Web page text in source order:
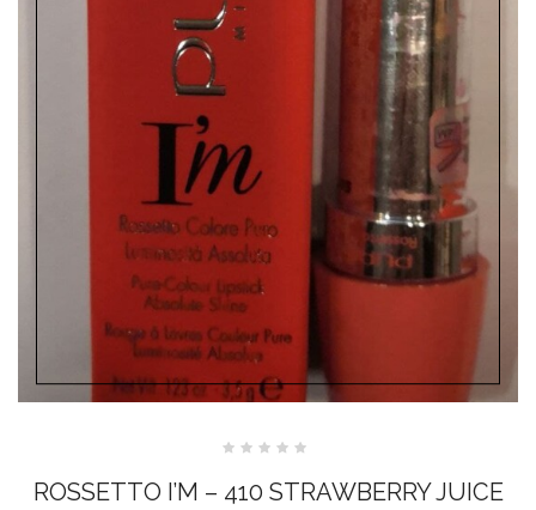
su
5
ROSSETTO I’M – 410 STRAWBERRY JUICE